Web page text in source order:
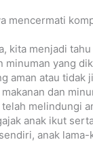
mencermati
kita menjadi
minuman yang
aman atau tidak
dan
melindungi
anak ikut
anak